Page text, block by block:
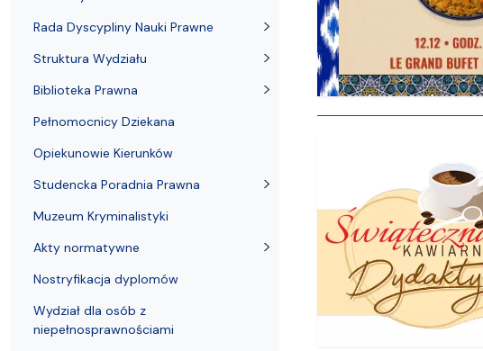
Rada Dyscypliny Nauki Prawne
Struktura Wydziału
Biblioteka Prawna
Pełnomocnicy Dziekana
Opiekunowie Kierunków
Studencka Poradnia Prawna
Muzeum Kryminalistyki
Akty normatywne
Nostryfikacja dyplomów
Wydział dla osób z
niepełnosprawnościami